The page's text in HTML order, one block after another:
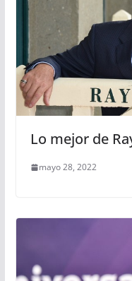
Lo mejor de
mayo 28, 2022